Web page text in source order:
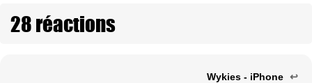
28 réactions
Wykies - iPhone ↩